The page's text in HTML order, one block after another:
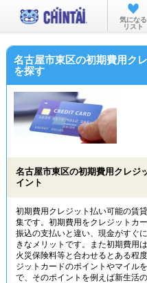
お部
気になる
リスト
名古屋市東区の初期費用ク
を探す
名古屋市東区の初期費用クレジ
イント
初期費用クレジット払い可能の賃
集です。初期費用をクレジットカ
振込の支払いと違い、現金がすぐ
きなメリットです。また初期費用
火災保険料等と合わせるとある程
ジットカードのポイントやマイル
で、そのポイントを例えば新生活